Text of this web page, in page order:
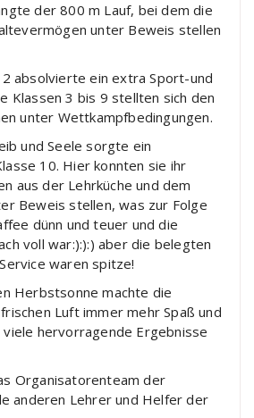
der 800 m Lauf, bei dem die
unter Beweis stellen
2 absolvierte ein extra Sport-und
Klassen 3 bis 9 stellten sich den
unter Wettkampfbedingungen.
und Seele sorgte ein
10. Hier konnten sie ihr
aus der Lehrküche und dem
Beweis stellen, was zur Folge
dünn und teuer und die
voll war:):):) aber die belegten
waren spitze!
Herbstsonne machte die
Luft immer mehr Spaß und
hervorragende Ergebnisse
Organisatorenteam der
anderen Lehrer und Helfer der